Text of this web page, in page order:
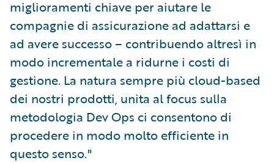
miglioramenti chiave per aiutare le
compagnie di assicurazione ad adattarsi e
ad avere successo – contribuendo altresì in
modo incrementale a ridurne i costi di
gestione. La natura sempre più cloud-based
dei nostri prodotti, unita al focus sulla
metodologia Dev Ops ci consentono di
procedere in modo molto efficiente in
questo senso."